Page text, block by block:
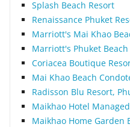
Splash Beach Resort
Renaissance Phuket
Marriott's Mai Khao
Marriott's Phuket Beach
Coriacea Boutique
Mai Khao Beach
Radisson Blu Resort,
Maikhao Hotel
Maikhao Home Garden